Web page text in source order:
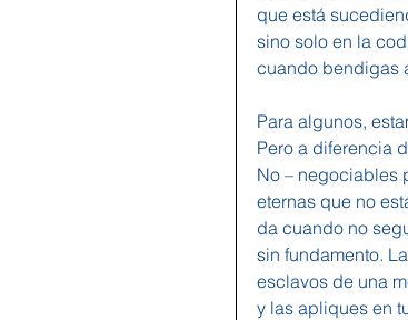
que está
sino solo en la
cuando bendigas
Para algunos,
Pero a diferencia
No – negociables
eternas que no
da cuando no
sin fundamento.
esclavos de una
y las apliques en